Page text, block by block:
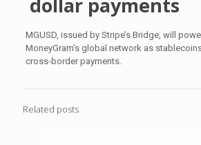
dollar payments
MGUSD, issued by Stripe’s Bridge, will
MoneyGram’s global network as
cross-border payments.
Related posts